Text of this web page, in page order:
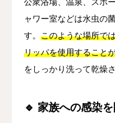
ャワー室などは水虫の
す。 このような場所で
リッパを使用すること
をしっかり洗って乾燥
🔹 家族への感染